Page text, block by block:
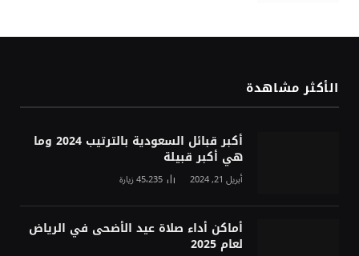
الأكثر مشاهدة
أكبر قبائل السعودية بالترتيب 2024 وما
هي أكبر قبيلة
أبريل 21, 2024 45٬235زيارة
أماكن أداء صلاة عيد الأضحى في الرياض
لعام 2025